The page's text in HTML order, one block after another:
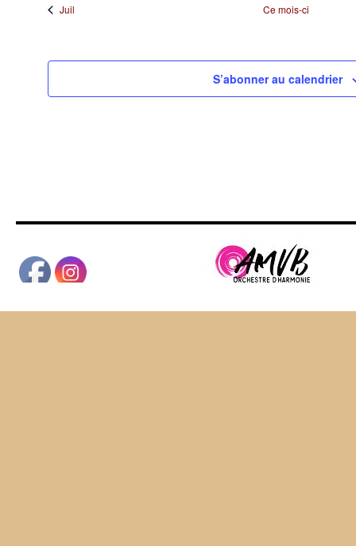
Juil Ce mois-ci
S’abonner au calendrier